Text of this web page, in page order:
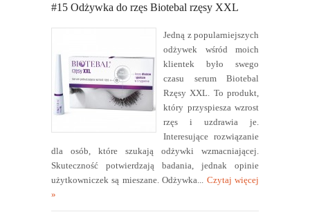
#15 Odżywka do rzęs Biotebal rzęsy XXL
Jedną z popularniejszych
odżywek wśród moich
klientek było swego
czasu serum Biotebal
Rzęsy XXL. To produkt,
który przyspiesza wzrost
rzęs i uzdrawia je.
Interesujące rozwiązanie
dla osób, które szukają odżywki wzmacniającej.
Skuteczność potwierdzają badania, jednak opinie
użytkowniczek są mieszane. Odżywka...
Czytaj więcej
»